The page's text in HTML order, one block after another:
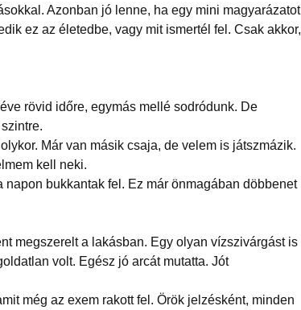
Azonban jó lenne, ha egy mini magyarázatot
ez az életedbe, vagy mit ismertél fel. Csak akkor,
rövid időre, egymás mellé sodródunk. De
Már van másik csaja, de velem is játszmázik.
kell neki.
napon bukkantak fel. Ez már önmagában döbbenet
megszerelt a lakásban. Egy olyan vízszivárgást is
volt. Egész jó arcát mutatta. Jót
még az exem rakott fel. Örök jelzésként, minden